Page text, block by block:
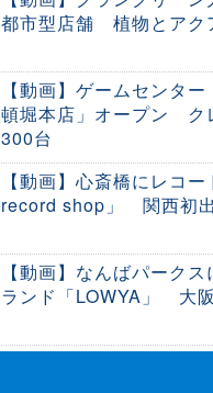
都市型店舗 植物とアク
【動画】ゲームセンタ
頓堀本店」オープン ク
300台
【動画】心斎橋にレコ
record shop」 関西初
【動画】なんばパーク
ランド「LOWYA」 大